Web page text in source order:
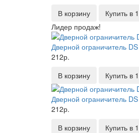
В корзину
Купить в
Лидер продаж!
Дверной ограничитель
212р.
В корзину
Купить в
Дверной ограничитель
212р.
В корзину
Купить в